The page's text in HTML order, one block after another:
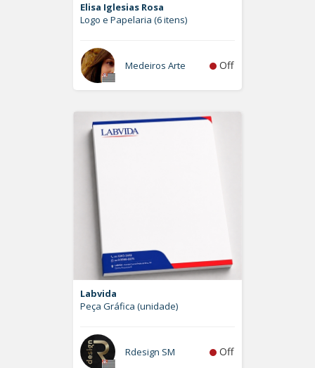
Elisa Iglesias Rosa
Logo e Papelaria (6 itens)
Medeiros Arte Off
Labvida
Peça Gráfica (unidade)
Rdesign SM Off